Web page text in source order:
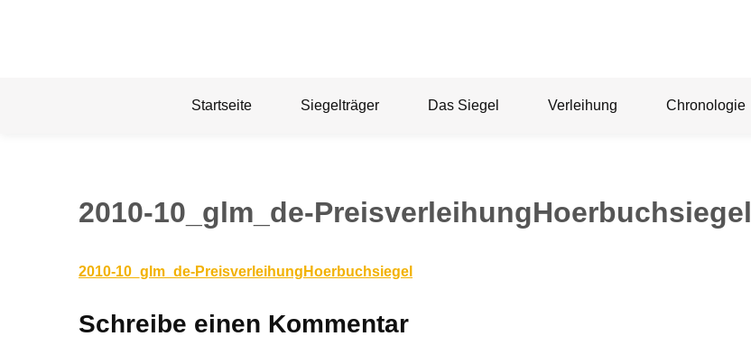
Startseite Siegelträger Das Siegel Verleihung Chronologie
2010-10_glm_de-PreisverleihungHoerbuchsiegel
2010-10_glm_de-PreisverleihungHoerbuchsiegel
Schreibe einen Kommentar